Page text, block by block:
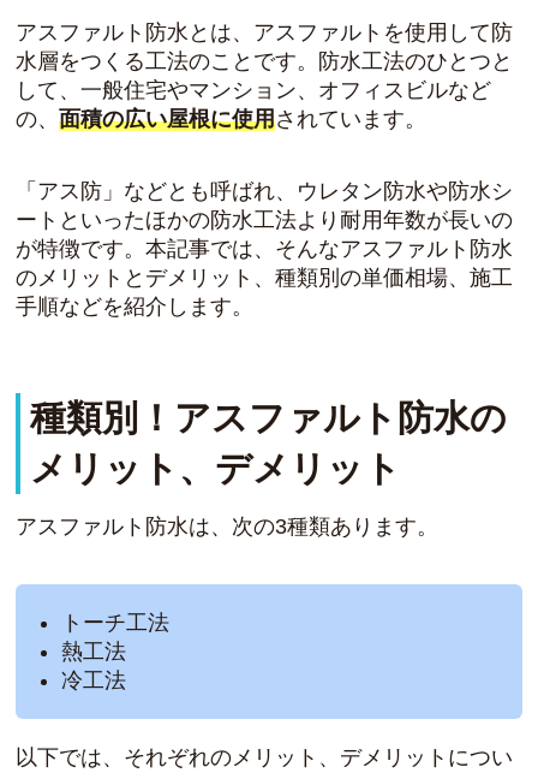
アスファルト防水とは、 アスファルトを使用して防
水層をつくる工法のことです。防水工法のひとつと
して、一般住宅やマンション、オフィスビルなど
の、面積の広い屋根に使用されています。
「アス防」などとも呼ばれ、ウレタン防水や防水シ
ートといったほかの防水工法より耐用年数が長いの
が特徴です。本記事では、そんなアスファルト防水
のメリットとデメリット 、種類別の単価相場、施工
手順などを紹介します。
種類別！アスファルト防水の
メリット、デメリット
アスファルト防水は、次の3種類あります。
トーチ工法
熱工法
冷工法
以下では、それぞれのメリット、デメリットについ